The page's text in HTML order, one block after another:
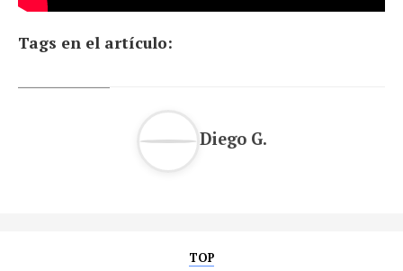
Tags en el artículo:
Diego G.
TOP